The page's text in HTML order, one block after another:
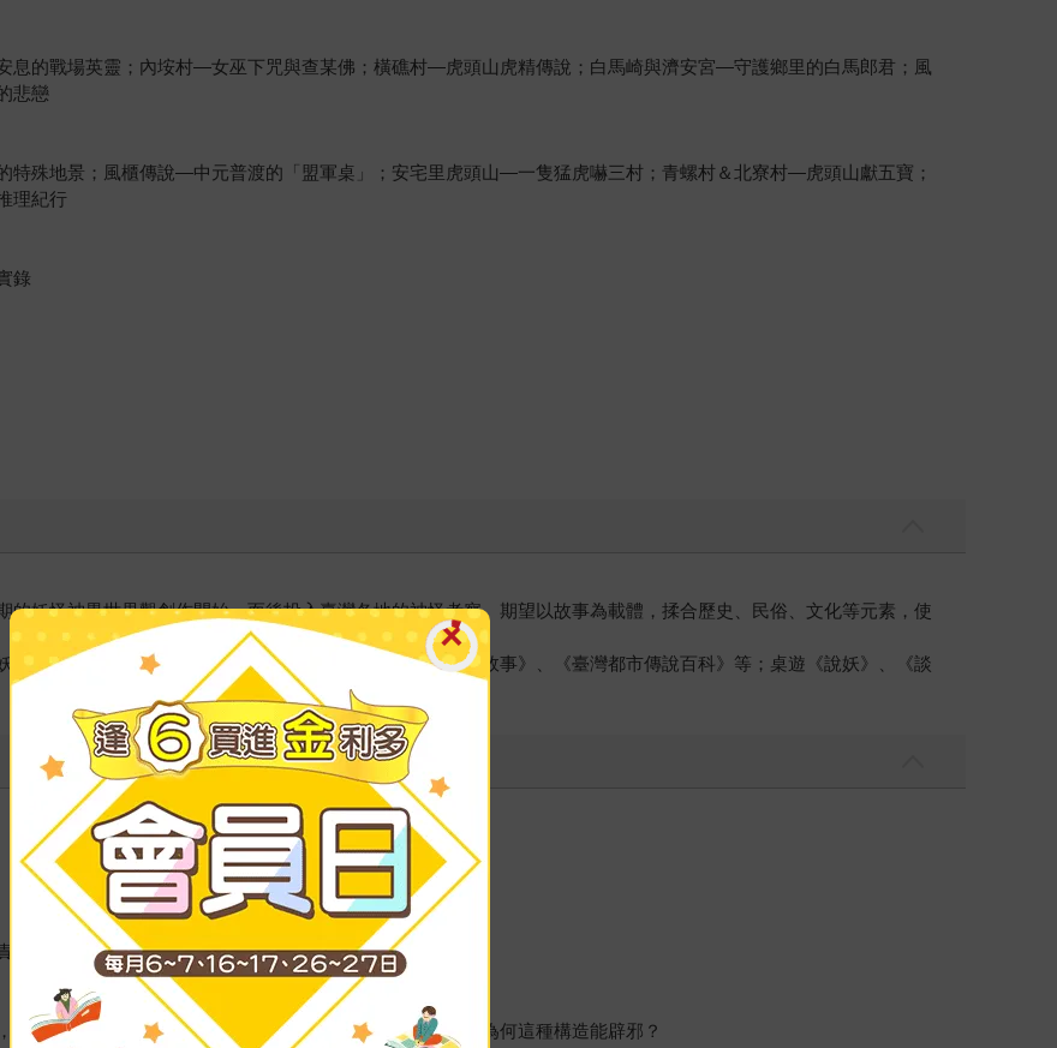
的戰場英靈；內垵村—女巫下咒與查某佛；橫礁村—虎頭山虎精傳說；白馬崎與濟安宮—守護鄉里的白馬郎君；風
悲戀
殊地景；風櫃傳說—中元普渡的「盟軍桌」；安宅里虎頭山—一隻猛虎嚇三村；青螺村＆北寮村—虎頭山獻五寶；
理紀行
錄
妖怪神異世界觀創作開始，而後投入臺灣各地的神怪考察。期望以故事為載體，揉合歷史、民俗、文化等元素，使
文化之旅》、《臺灣妖怪學就醬》、《給孩子的臺灣妖怪故事》、《臺灣都市傳說百科》等；桌遊《說妖》、《談
那些覺得可以對女性為所欲為的男性。
獅、石敢當等，我可以想像為何有辟邪之用，但石塔呢？為何這種構造能辟邪？